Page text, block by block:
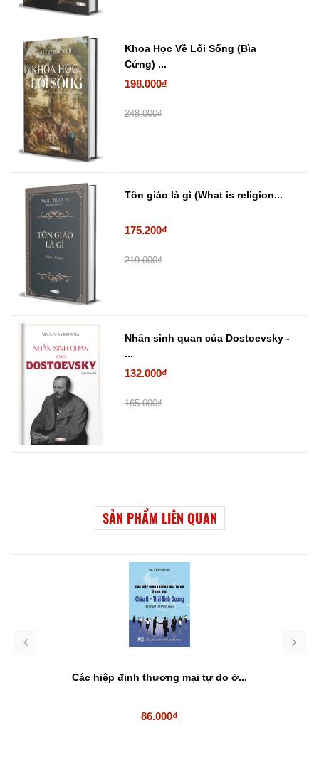
Khoa Học Về Lối Sống (Bìa
Cứng) ...
198.000₫
248.000₫
Tôn giáo là gì (What is religion...
175.200₫
219.000₫
Nhân sinh quan của Dostoevsky -
...
132.000₫
165.000₫
SẢN PHẨM LIÊN QUAN
Các hiệp định thương mại tự do ở...
86.000₫